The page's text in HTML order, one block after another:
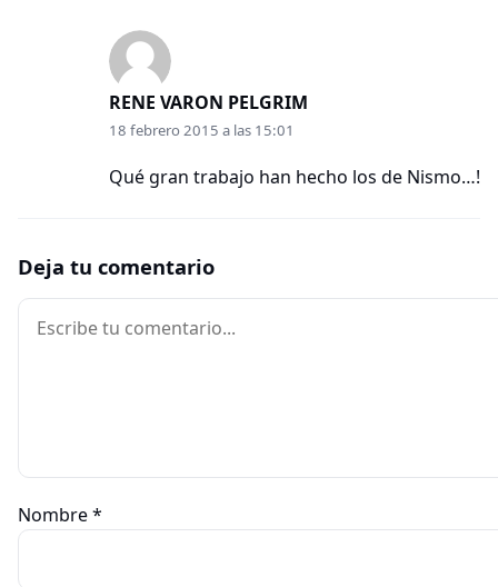
RENE VARON PELGRIM
18 febrero 2015 a las 15:01
Qué gran trabajo han hecho los de Nismo…!
Deja tu comentario
Comentario
Nombre*